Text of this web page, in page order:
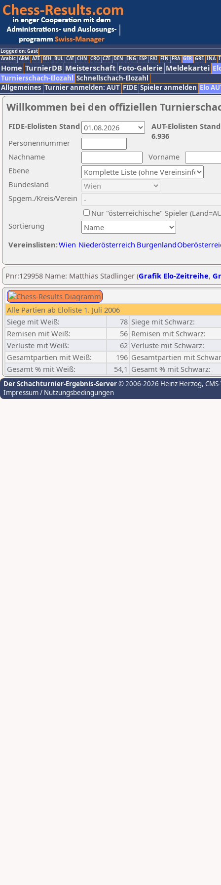
Logged on: Gast
Arabic ARM AZE BIH BUL CAT CHN CRO CZE DEN ENG ESP FAI FIN FRA GER GRE INA
Home TurnierDB Meisterschaft Foto-Galerie Meldekartei
Turnierschach-Elozahl Schnellschach-Elozahl
Allgemeines Turnier anmelden: AUT FIDE Spieler anmelden Elo
Willkommen bei den offiziellen
Nachname
Vorname
Ebene
Sortierung
Personennummer
Bundesland
Spgem./Kreis/Verein
Nur "österreichische" Spieler
Vereinslisten:Wien Niederösterreich Burgenland
AUT-Elolisten
6.936
FIDE-Elolisten Stand
Pnr:129958 Name: Matthias Stadlinger (Grafik Elo-Zeitreihe,
Alle Partien ab Eloliste 1. Juli 2006
Siege mit Weiß:
78 Siege mit Schwarz:
Remisen mit Weiß:
56 Remisen mit Schwarz:
Verluste mit Weiß:
62 Verluste mit Schwarz:
Gesamtpartien mit Weiß:
196 Gesamtpartien mit
Gesamt % mit Weiß:
54,1 Gesamt % mit Schwarz:
Der Schachturnier-Ergebnis-Server© 2006-2026 Heinz Herzog,
Impressum / Nutzungsbedingungen